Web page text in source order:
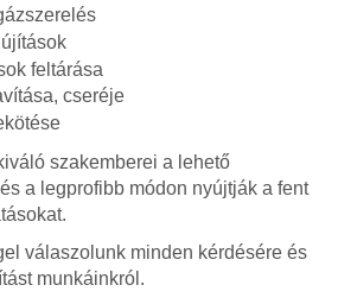
feltárása
cseréje
szakemberei a lehető
a legprofibb módon nyújtják a fent
válaszolunk minden kérdésére és
munkáinkról.